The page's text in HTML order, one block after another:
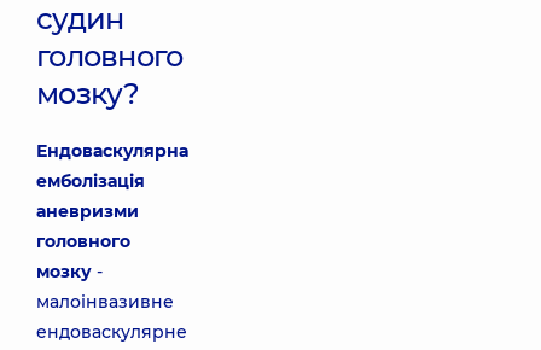
судин
головного
мозку?
Ендоваскулярна
емболізація
аневризми
головного
мозку -
малоінвазивне
ендоваскулярне